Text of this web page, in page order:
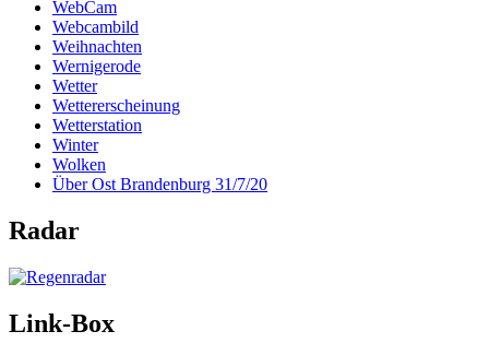
WebCam
Webcambild
Weihnachten
Wernigerode
Wetter
Wettererscheinung
Wetterstation
Winter
Wolken
Über Ost Brandenburg 31/7/20
Radar
Link-Box